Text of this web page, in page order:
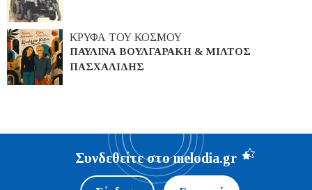
ΚΡΥΦΑ ΤΟΥ ΚΟΣΜΟΥ
ΠΑΥΛΙΝΑ ΒΟΥΛΓΑΡΑΚΗ & ΜΙΛΤΟΣ
ΠΑΣΧΑΛΙΔΗΣ
Συνδεθείτε στο melodia.gr